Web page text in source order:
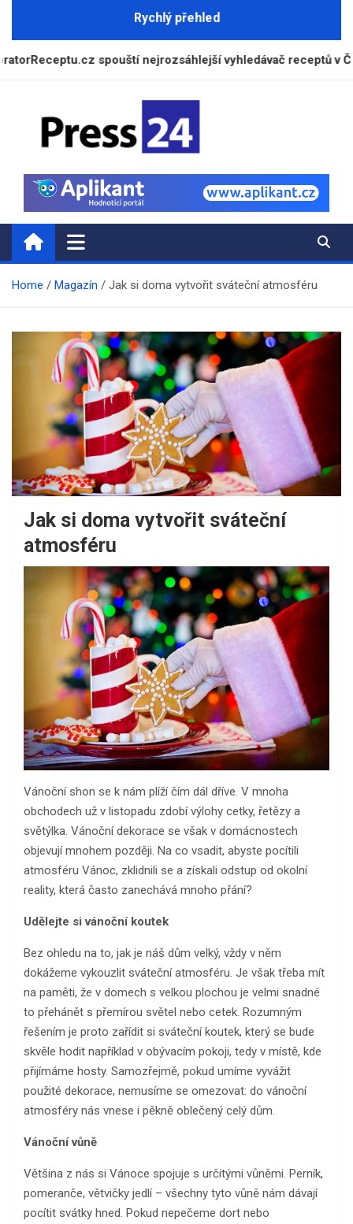
Rychlý přehled
spouští nejrozsáhlejší vyhledávač receptů v České
Press24.cz
Zpravodajský a informační portál
Home Magazín Jak si doma vytvořit sváteční atmosféru
Jak si doma vytvořit sváteční
atmosféru
Vánoční shon se k nám plíží čím dál dříve. V mnoha
obchodech už v listopadu zdobí výlohy cetky, řetězy a
světýlka. Vánoční dekorace se však v domácnostech
objevují mnohem později. Na co vsadit, abyste pocítili
atmosféru Vánoc, zklidnili se a získali odstup od okolní
reality, která často zanechává mnoho přání?
Udělejte si vánoční koutek
Bez ohledu na to, jak je náš dům velký, vždy v něm
dokážeme vykouzlit sváteční atmosféru. Je však třeba mít
na paměti, že v domech s velkou plochou je velmi snadné
to přehánět s přemírou světel nebo cetek. Rozumným
řešením je proto zařídit si sváteční koutek, který se bude
skvěle hodit například v obývacím pokoji, tedy v místě, kde
přijímáme hosty. Samozřejmě, pokud umíme vyvážit
použité dekorace, nemusíme se omezovat: do vánoční
atmosféry nás vnese i pěkně oblečený celý dům.
Vánoční vůně
Většina z nás si Vánoce spojuje s určitými vůněmi. Perník,
pomeranče, větvičky jedlí – všechny tyto vůně nám dávají
pocítit svátky hned. Pokud nepečeme dort nebo